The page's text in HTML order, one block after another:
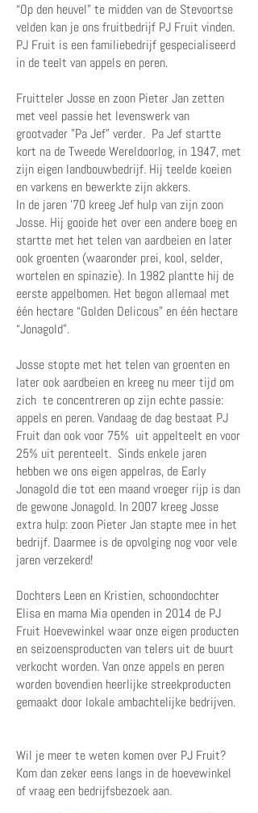
“Op den heuvel” te midden van de Stevoortse
velden kan je ons frui tbedrijf PJ Fruit vinden.
PJ Fruit is een familiebedrijf gespecialiseerd
in de teelt van appels en peren.
Fruitteler Josse en zoon Pieter Jan zetten
met veel passie het levenswerk van
grootvader "Pa Jef" verder. Pa Jef startte
kort na de Tweede Wereldoorlog, in 1947, met
zijn eigen landbouwbedrijf. Hij teelde koeien
en varkens en bewerkte zijn akkers.
In de jaren ’70 kreeg Jef hulp van zijn zoon
Josse. Hij gooide het over een andere boeg en
startte met het telen van aardbeien en later
ook groenten (waaronder prei, kool, selder,
wortelen en spinazie). In 1982 plantte hij de
eerste appelbomen. Het begon allemaal met
één hectare “Golden Delicous” en één hectare
“Jonagold”.
Josse stopte met het telen van groenten en
later ook aardbeien en kreeg nu meer tijd om
zich te concentreren op zijn echte passie:
appels en peren. Vandaag de dag bestaat PJ
Fruit dan ook voor 75% uit appelteelt en voor
25% uit perenteelt. Sinds enkele jaren
hebben we ons eigen appelras, de Early
Jonagold die tot een maand vroeger rijp is dan
de gewone Jonagold. In 2007 kreeg Josse
extra hulp: zoon Pieter Jan stapte mee in het
bedrijf. Daarmee is de opvolging nog voor vele
jaren verzekerd!
Dochters Leen en Kristien, schoondochter
Elisa en mama Mia openden in 2014 de PJ
Fruit Hoevewinkel waar onze eigen producten
en seizoensproducten van telers uit de buurt
verkocht worden. Van onze appels en peren
worden bovendien heerlijke streekproducten
gemaakt door lokale ambachtelijke bedrijven.
Wil je meer te weten komen over PJ Fruit?
Kom dan zeker eens langs in de hoevewinkel
of vraag een bedrijfsbezoek aan.